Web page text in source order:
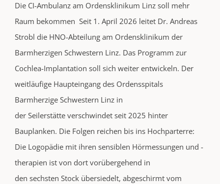
Die CI-Ambulanz am Ordensklinikum Linz soll mehr
Raum bekommen Seit 1. April 2026 leitet Dr. Andreas
Strobl die HNO-Abteilung am Ordensklinikum der
Barmherzigen Schwestern Linz. Das Programm zur
Cochlea-Implantation soll sich weiter entwickeln. Der
weitläufige Haupteingang des Ordensspitals
Barmherzige Schwestern Linz in
der Seilerstätte verschwindet seit 2025 hinter
Bauplanken. Die Folgen reichen bis ins Hochparterre:
Die Logopädie mit ihren sensiblen Hörmessungen und -
therapien ist von dort vorübergehend in
den sechsten Stock übersiedelt, abgeschirmt vom